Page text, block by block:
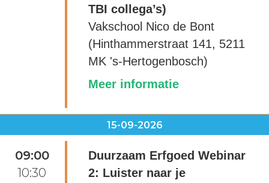
TBI collega’s)
Vakschool Nico de Bont
(Hinthammerstraat 141, 5211
MK 's-Hertogenbosch)
Meer informatie
15-09-2026
09:00
10:30
Duurzaam Erfgoed Webinar
2: Luister naar je